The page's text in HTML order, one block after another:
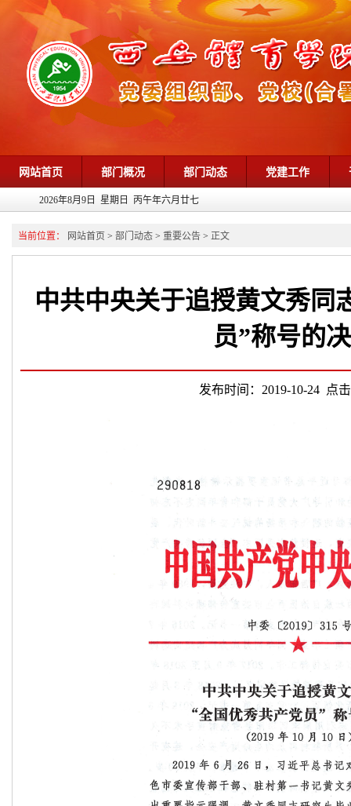
网站首页 部门概况 部门动态 党建工作
2026年8月9日 星期日 丙午年六月廿七
当前位置： 网站首页 > 部门动态 > 重要公告 > 正文
中共中央关于追授黄文秀同
员”称号的
发布时间：2019-10-24 点